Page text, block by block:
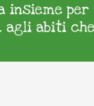
insieme
agli abiti